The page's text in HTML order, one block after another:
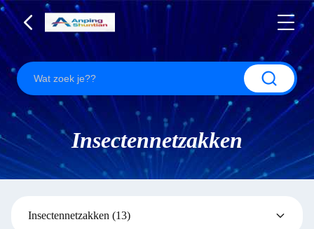
Insectennetzakken
Insectennetzakken (13)